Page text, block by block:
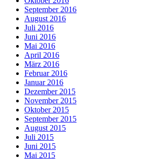
September 2016
August 2016
Juli 2016
Juni 2016
Mai 2016
April 2016
März 2016
Februar 2016
Januar 2016
Dezember 2015
November 2015
Oktober 2015
September 2015
August 2015
Juli 2015
Juni 2015
Mai 2015